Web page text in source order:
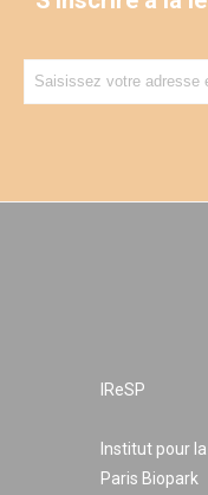
IReSP
Institut pour
Paris Biopark